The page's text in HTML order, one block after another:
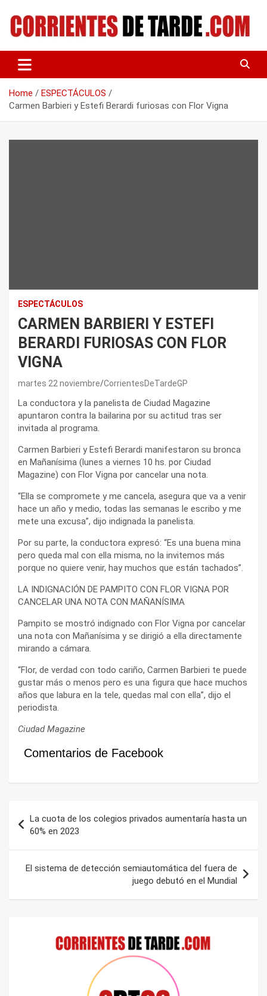
content
CORRIENTES DE TARDE
Home
ESPECTÁCULOS
Carmen Barbieri y Estefi Berardi furiosas con Flor Vigna
ESPECTÁCULOS
CARMEN BARBIERI Y ESTEFI
BERARDI FURIOSAS CON FLOR
VIGNA
martes 22 noviembre CorrientesDeTardeGP
La conductora y la panelista de Ciudad Magazine
apuntaron contra la bailarina por su actitud tras ser
invitada al programa.
Carmen Barbieri y Estefi Berardi manifestaron su bronca
en Mañanísima (lunes a viernes 10 hs. por Ciudad
Magazine) con Flor Vigna por cancelar una nota.
“Ella se compromete y me cancela, asegura que va a venir
hace un año y medio, todas las semanas le escribo y me
mete una excusa”, dijo indignada la panelista.
Por su parte, la conductora expresó: “Es una buena mina
pero queda mal con ella misma, no la invitemos más
porque no quiere venir, hay muchos que están tachados”.
LA INDIGNACIÓN DE PAMPITO CON FLOR VIGNA POR
CANCELAR UNA NOTA CON MAÑANÍSIMA
Pampito se mostró indignado con Flor Vigna por cancelar
una nota con Mañanísima y se dirigió a ella directamente
mirando a cámara.
“Flor, de verdad con todo cariño, Carmen Barbieri te puede
gustar más o menos pero es una figura que hace muchos
años que labura en la tele, quedas mal con ella”, dijo el
periodista.
Ciudad Magazine
Comentarios de Facebook
de
entradas
La cuota de los colegios privados aumentaría hasta un
60% en 2023
El sistema de detección semiautomática del fuera de
juego debutó en el Mundial